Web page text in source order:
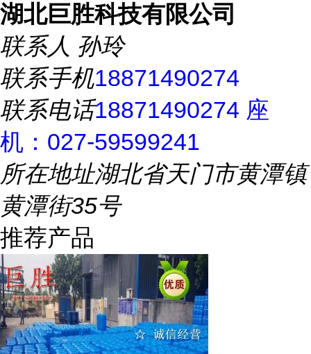
湖北巨胜科技有限公司
联系人 孙玲
联系手机18871490274
联系电话18871490274 座
机：027-59599241
所在地址湖北省天门市黄潭镇
黄潭街35号
推荐产品